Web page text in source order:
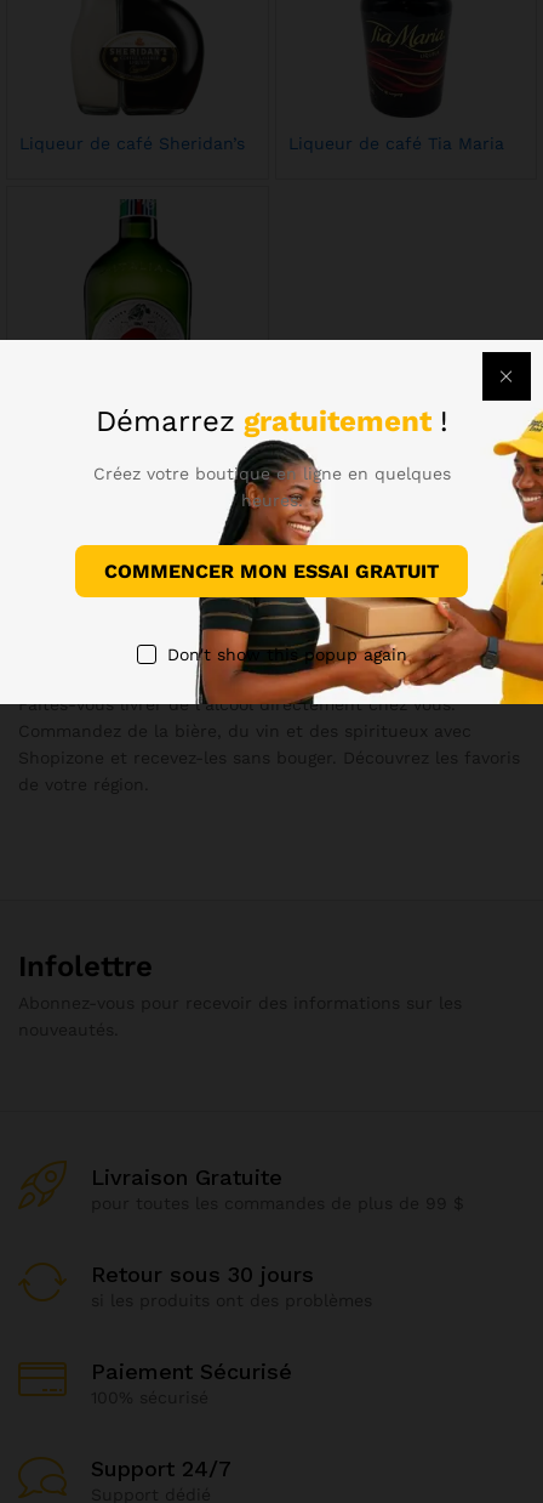
Liqueur de café Sheridan’s Liqueur de café Tia Maria
Commandez de l’alcool en ligne et faites-vous livrer à
Faites-vous livrer de l’alcool directement chez vous.
Infolettre
Livraison Gratuite
Retour sous 30 jours
Paiement Sécurisé
Support 24/7
Démarrez gratuitement !
Créez votre boutique en ligne en quelques
heures.
COMMENCER MON ESSAI GRATUIT
Don't show this popup again